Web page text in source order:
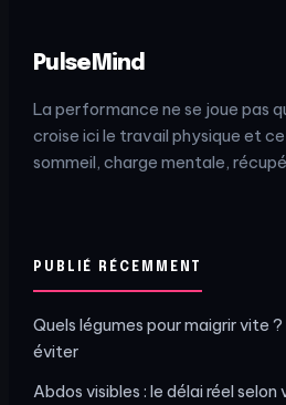
PulseMind
La performance ne se joue pas
croise ici le travail physique et ce
sommeil, charge mentale,
PUBLIÉ RÉCEMMENT
Quels légumes pour maigrir vite
éviter
Abdos visibles : le délai réel